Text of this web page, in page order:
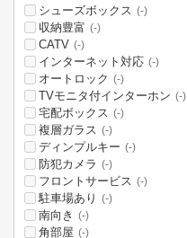
シューズボックス (-)
収納豊富 (-)
CATV (-)
インターネット対応 (-)
オートロック (-)
TVモニタ付インターホン (-)
宅配ボックス (-)
複層ガラス (-)
ディンプルキー (-)
防犯カメラ (-)
フロントサービス (-)
駐車場あり (-)
南向き (-)
角部屋 (-)